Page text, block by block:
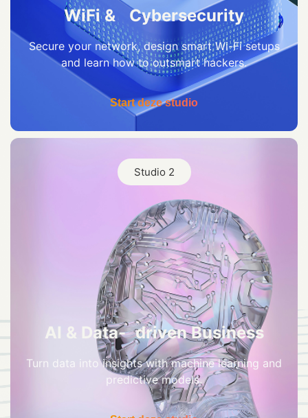
WiFi & Cybersecurity
Secure your network, design smart Wi-Fi setups
and learn how to outsmart hackers.
Start deze studio
Studio 2
AI & Data- driven Business
Turn data into insights with machine learning and
predictive models.